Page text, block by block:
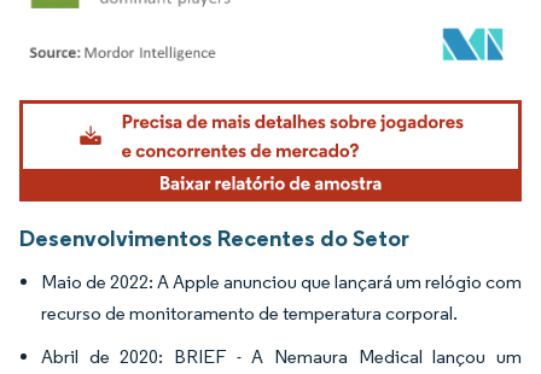
Imagem © Mordor Intelligence. O reuso requer atribuição conforme CC BY 4.0.
Desenvolvimentos Recentes do Setor
Maio de 2022: A Apple anunciou que lançará um relógio com
recurso de monitoramento de temperatura corporal.
Abril de 2020: BRIEF - A Nemaura Medical lançou um